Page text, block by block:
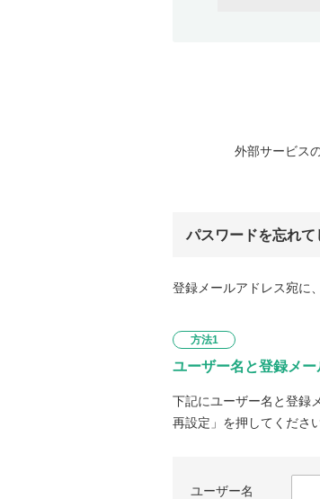
外部サービス
パスワードを忘れて
登録メールアドレス宛に
方法1
ユーザー名と登録メ
下記にユーザー名と登録
再設定」を押してください
ユーザー名